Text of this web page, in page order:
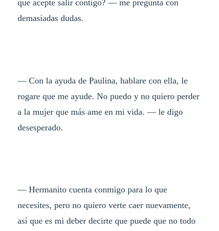
que acepte salir contigo? — me pregunta con
demasiadas dudas.
— Con la ayuda de Paulina, hablare con ella, le
rogare que me ayude. No puedo y no quiero perder
a la mujer que más ame en mi vida. — le digo
desesperado.
— Hermanito cuenta conmigo para lo que
necesites, pero no quiero verte caer nuevamente,
así que es mi deber decirte que puede que no todo